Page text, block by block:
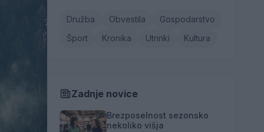
Družba Obvestila
Gospodarstvo
Šport
Kronika Utrinki Kultura
Zadnje novice
Brezposelnost sezonsko
nekoliko višja